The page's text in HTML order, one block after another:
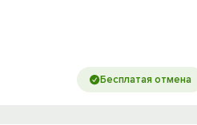
Бесплатая отмена